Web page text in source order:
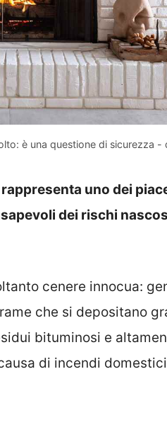
è una questione di sicurezza -
uno dei
dei rischi
cenere innocua:
che si depositano
bituminosi e
di incendi